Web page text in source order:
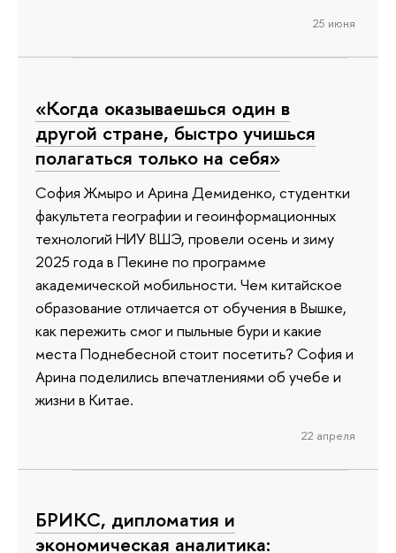
25 июня
«Когда оказываешься один в
другой стране, быстро учишься
полагаться только на себя»
София Жмыро и Арина Демиденко, студентки
факультета географии и геоинформационных
технологий НИУ ВШЭ, провели осень и зиму
2025 года в Пекине по программе
академической мобильности. Чем китайское
образование отличается от обучения в Вышке,
как пережить смог и пыльные бури и какие
места Поднебесной стоит посетить? София и
Арина поделились впечатлениями об учебе и
жизни в Китае.
22 апреля
БРИКС, дипломатия и
экономическая аналитика: